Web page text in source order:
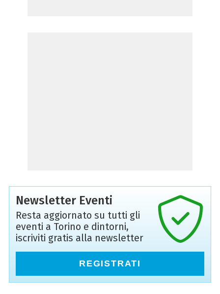
Newsletter Eventi
Resta aggiornato su tutti gli
eventi a Torino e dintorni,
iscriviti gratis alla newsletter
REGISTRATI